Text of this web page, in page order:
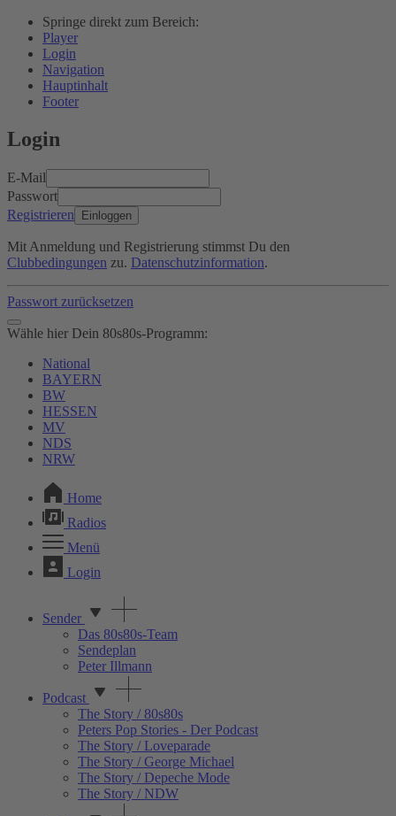
Springe direkt zum Bereich:
Player
Login
Navigation
Hauptinhalt
Footer
Login
E-Mail
Passwort
Registrieren
Einloggen
Mit Anmeldung und Registrierung stimmst Du den
Clubbedingungen zu. Datenschutzinformation.
Passwort zurücksetzen
Wähle hier Dein 80s80s-Programm:
National
BAYERN
BW
HESSEN
MV
NDS
NRW
Home
Radios
Menü
Login
Sender
Das 80s80s-Team
Sendeplan
Peter Illmann
Podcast
The Story / 80s80s
Peters Pop Stories - Der Podcast
The Story / Loveparade
The Story / George Michael
The Story / Depeche Mode
The Story / NDW